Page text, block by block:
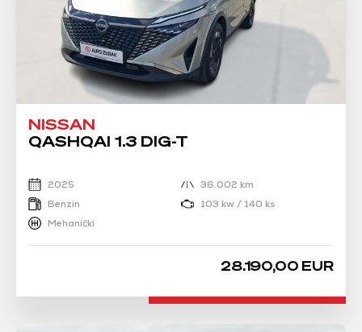
NISSAN
QASHQAI 1.3 DIG-T
2025
36.002 km
Benzin
103 kw / 140 ks
Mehanički
28.190,00 EUR